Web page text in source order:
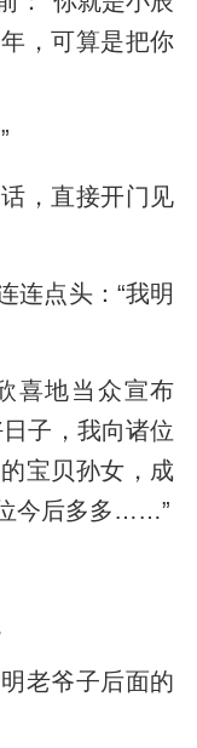
，可算是把你
，直接开门见
连点头：“我明
喜地当众宣布
子，我向诸位
宝贝孙女，成
今后多多……”
老爷子后面的